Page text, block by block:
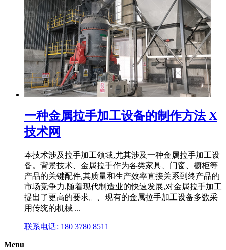
一种金属拉手加工设备的制作方法 X
技术网
本技术涉及拉手加工领域,尤其涉及一种金属拉手加工设
备。背景技术、金属拉手作为各类家具、门窗、橱柜等
产品的关键配件,其质量和生产效率直接关系到终产品的
市场竞争力,随着现代制造业的快速发展,对金属拉手加工
提出了更高的要求。、现有的金属拉手加工设备多数采
用传统的机械 ...
联系电话: 180 3780 8511
Menu